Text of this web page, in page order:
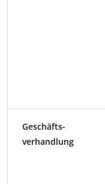
Geschäfts-
verhandlung